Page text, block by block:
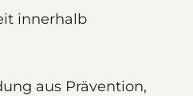
innerhalb
aus Prävention,